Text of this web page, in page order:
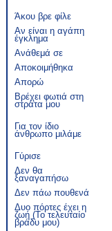
Άκου βρε φίλε
Αν είναι η αγάπη
έγκλημα
Ανάθεμά σε
Αποκοιμήθηκα
Απορώ
Βρέχει φωτιά στη
στράτα μου
Για τον ίδιο
άνθρωπο μιλάμε
Γύρισε
Δεν θα
ξαναγαπήσω
Δεν πάω πουθενά
Δυο πόρτες έχει η
ζωή (Το τελευταίο
βράδυ μου)